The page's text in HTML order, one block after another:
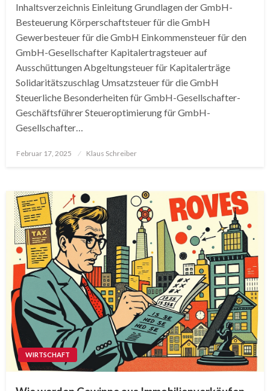
Inhaltsverzeichnis Einleitung Grundlagen der GmbH-
Besteuerung Körperschaftsteuer für die GmbH
Gewerbesteuer für die GmbH Einkommensteuer für den
GmbH-Gesellschafter Kapitalertragsteuer auf
Ausschüttungen Abgeltungsteuer für Kapitalerträge
Solidaritätszuschlag Umsatzsteuer für die GmbH
Steuerliche Besonderheiten für GmbH-Gesellschafter-
Geschäftsführer Steueroptimierung für GmbH-
Gesellschafter…
Posted
Februar 17, 2025 Klaus Schreiber
WIRTSCHAFT